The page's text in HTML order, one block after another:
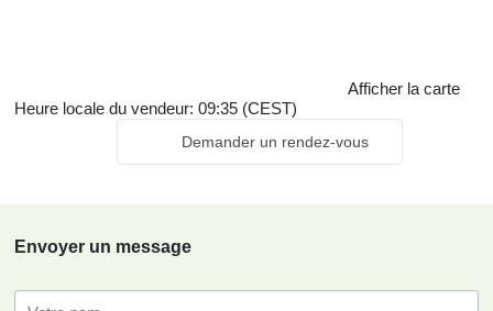
Afficher la carte
Heure locale du vendeur: 09:35 (CEST)
Demander un rendez-vous
Envoyer un message